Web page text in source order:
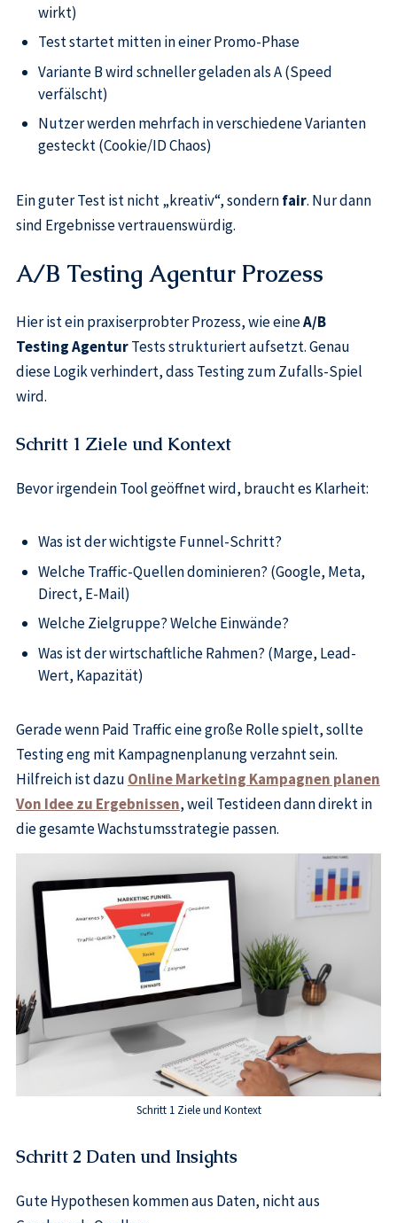
wirkt)
Test startet mitten in einer Promo-Phase
Variante B wird schneller geladen als A (Speed
verfälscht)
Nutzer werden mehrfach in verschiedene Varianten
gesteckt (Cookie/ID Chaos)
Ein guter Test ist nicht „kreativ“, sondernfair. Nur dann
sind Ergebnisse vertrauenswürdig.
A/B Testing Agentur Prozess
Hier ist ein praxiserprobter Prozess, wie eineA/B
Testing AgenturTests strukturiert aufsetzt. Genau
diese Logik verhindert, dass Testing zum Zufalls-Spiel
wird.
Schritt 1 Ziele und Kontext
Bevor irgendein Tool geöffnet wird, braucht es Klarheit:
Was ist der wichtigste Funnel-Schritt?
Welche Traffic-Quellen dominieren? (Google, Meta,
Direct, E-Mail)
Welche Zielgruppe? Welche Einwände?
Was ist der wirtschaftliche Rahmen? (Marge, Lead-
Wert, Kapazität)
Gerade wenn Paid Traffic eine große Rolle spielt, sollte
Testing eng mit Kampagnenplanung verzahnt sein.
Hilfreich ist dazu Online Marketing Kampagnen planen
Von Idee zu Ergebnissen, weil Testideen dann direkt in
die gesamte Wachstumsstrategie passen.
Schritt 1 Ziele und Kontext
Schritt 2 Daten und Insights
Gute Hypothesen kommen aus Daten, nicht aus